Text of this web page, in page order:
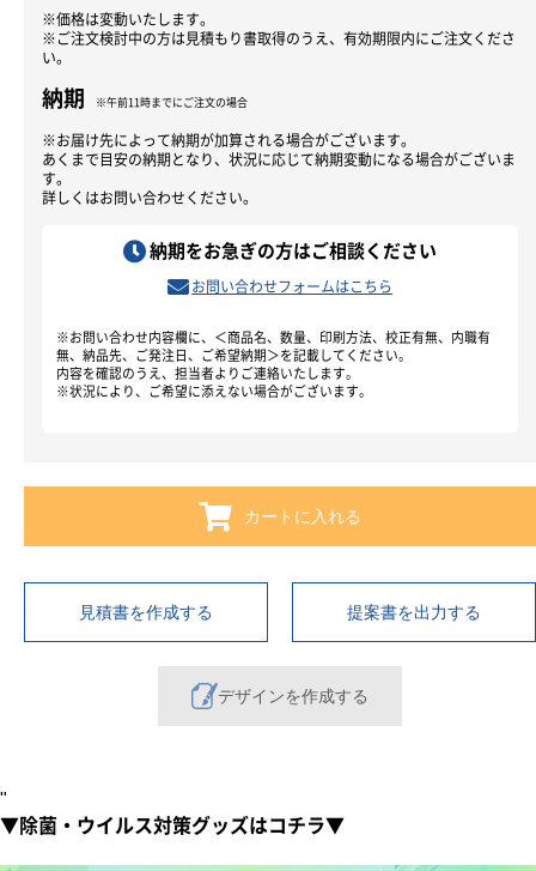
※価格は変動いたします。
※ご注文検討中の方は見積もり書取得のうえ、有効期限内にご注文くださ
い。
納期 ※午前11時までにご注文の場合
※お届け先によって納期が加算される場合がございます。
あくまで目安の納期となり、状況に応じて納期変動になる場合がございま
す。
詳しくはお問い合わせください。
納期をお急ぎの方はご相談ください
お問い合わせフォームはこちら
※お問い合わせ内容欄に、＜商品名、数量、印刷方法、校正有無、内職有
無、納品先、ご発注日、ご希望納期＞を記載してください。
内容を確認のうえ、担当者よりご連絡いたします。
※状況により、ご希望に添えない場合がございます。
カートに入れる
見積書を作成する 提案書を出力する
デザインを作成する
"
▼除菌・ウイルス対策グッズはコチラ▼